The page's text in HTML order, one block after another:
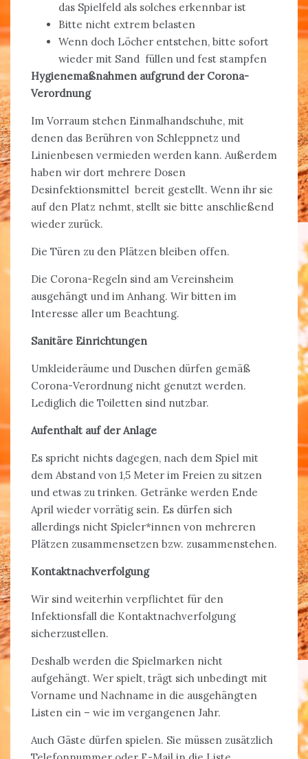
das Spielfeld als solches erkennbar ist
Bitte nicht extrem belasten
Wenn doch Löcher entstehen, bitte sofort
wieder mit Sand füllen und fest stampfen
Hygienemaßnahmen aufgrund der Corona-
Verordnung
Im Vorraum stehen Einmalhandschuhe, mit
denen das Berühren von Schleppnetz und
Linienbesen vermieden werden kann. Außerdem
haben wir dort mehrere Dosen
Desinfektionsmittel bereit gestellt. Wenn ihr sie
auf den Platz nehmt, stellt sie bitte anschließend
wieder zurück.
Die Türen zu den Plätzen bleiben offen.
Die Corona-Regeln sind am Vereinsheim
ausgehängt und im Anhang. Wir bitten im
Interesse aller um Beachtung.
Sanitäre Einrichtungen
Umkleideräume und Duschen dürfen gemäß
Corona-Verordnung nicht genutzt werden.
Lediglich die Toiletten sind nutzbar.
Aufenthalt auf der Anlage
Es spricht nichts dagegen, nach dem Spiel mit
dem Abstand von 1,5 Meter im Freien zu sitzen
und etwas zu trinken. Getränke werden Ende
April wieder vorrätig sein. Es dürfen sich
allerdings nicht Spieler*innen von mehreren
Plätzen zusammensetzen bzw. zusammenstehen.
Kontaktnachverfolgung
Wir sind weiterhin verpflichtet für den
Infektionsfall die Kontaktnachverfolgung
sicherzustellen.
Deshalb werden die Spielmarken nicht
aufgehängt. Wer spielt, trägt sich unbedingt mit
Vorname und Nachname in die ausgehängten
Listen ein – wie im vergangenen Jahr.
Auch Gäste dürfen spielen. Sie müssen zusätzlich